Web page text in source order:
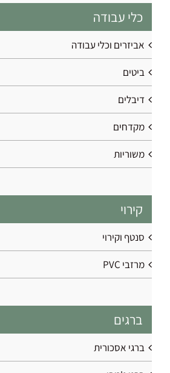
כלי עבודה
אביזרים וכלי עבודה
ביטים
דיבלים
מקדחים
משוריות
קירוי
סנטף וקירוי
מרזבי PVC
ברגים
ברגי אסכורית